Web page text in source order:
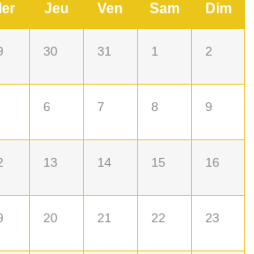
Jeu Ven Sam Dim
30 31 1 2
6 7 8 9
13 14 15 16
20 21 22 23